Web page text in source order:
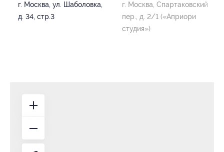
г. Москва, ул. Шаболовка,
д. 34, стр.3
г. Москва, Спартаковский
пер., д. 2/1 («Априори
студия»)